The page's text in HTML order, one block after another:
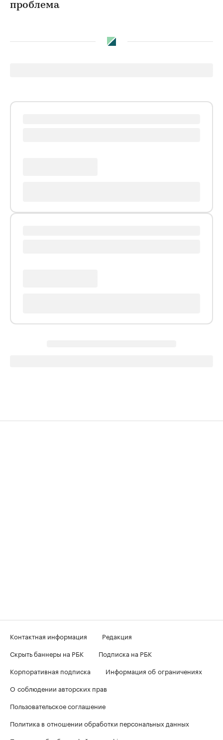
проблема
Контактная информация
Редакция
Скрыть баннеры на РБК
Подписка на РБК
Корпоративная подписка
Информация об ограничениях
О соблюдении авторских прав
Пользовательское соглашение
Политика в отношении обработки персональных данных